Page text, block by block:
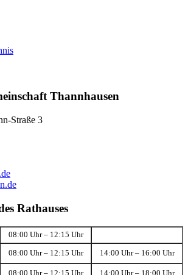
Thannhausen
Straße 3
Rathauses
08:00 Uhr – 12:15 Uhr
08:00 Uhr – 12:15 Uhr 14:00 Uhr – 16:00 Uhr